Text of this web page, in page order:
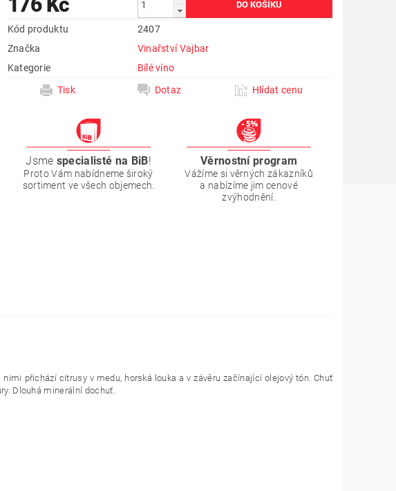
Kód produktu
2407
Značka
Vinařství Vajbar
Kategorie
Bílé víno
Tisk
Dotaz Hlídat cenu
Jsme specialisté na BiB!
Proto Vám nabídneme široký
sortiment ve všech objemech.
Věrnostní program
Vážíme si věrných zákazníků
a nabízíme jim cenové
zvýhodnění.
přichází citrusy v medu, horská louka a v závěru začínající olejový tón. Chuť
Dlouhá minerální dochuť.